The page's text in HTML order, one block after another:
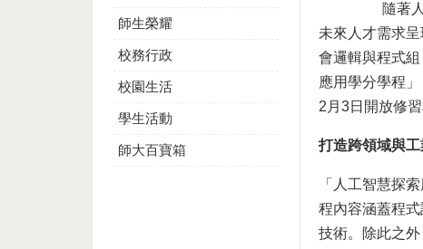
師生榮耀
校務行政
校園生活
學生活動
師大百寶箱
隨著
未來人才需求
會邏輯與程式
應用學分學程
2月3日開放修習
打造跨領域與
「人工智慧探
程內容涵蓋程
技術。除此之